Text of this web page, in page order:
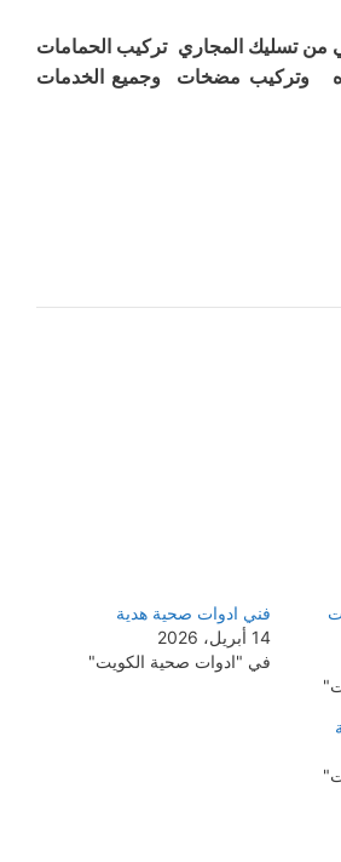
تسليك المجاري تركيب الحمامات
وتركيب مضخات وجميع الخدمات
فني ادوات صحية هدية
14 أبريل، 2026
في "ادوات صحية الكويت"